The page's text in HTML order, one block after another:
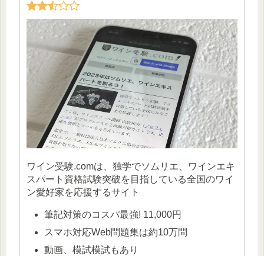
ワイン受験.comは、独学でソムリエ、ワインエキ
スパート資格試験突破を目指している全国のワイ
ン愛好家を応援するサイト
筆記対策のコスパ最強! 11,000円
スマホ対応Web問題集は約10万問
動画、模試模試もあり